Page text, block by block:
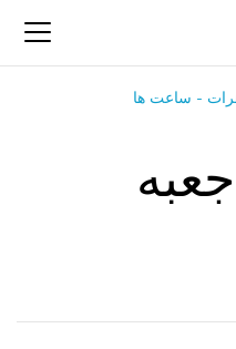
- ساعت ‌ها